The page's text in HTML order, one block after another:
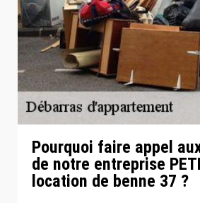
Pourquoi faire appel
de notre entreprise
location de benne 37 ?